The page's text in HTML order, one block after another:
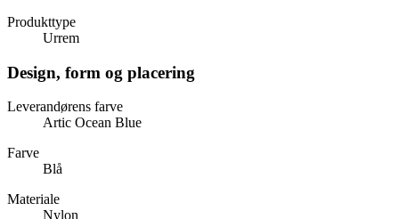
Produkttype
Urrem
Design, form og placering
Leverandørens farve
Artic Ocean Blue
Farve
Blå
Materiale
Nylon